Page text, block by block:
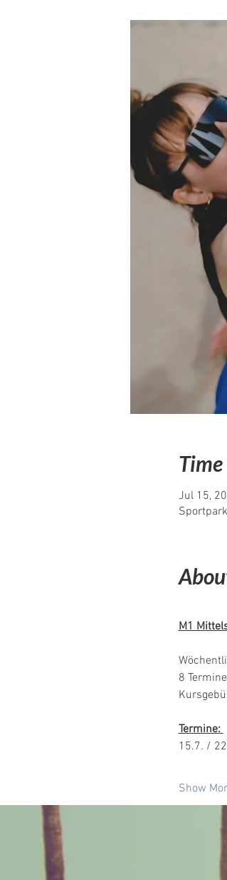
Jul 15,
M1
8
Termine:
15.7. /
Show